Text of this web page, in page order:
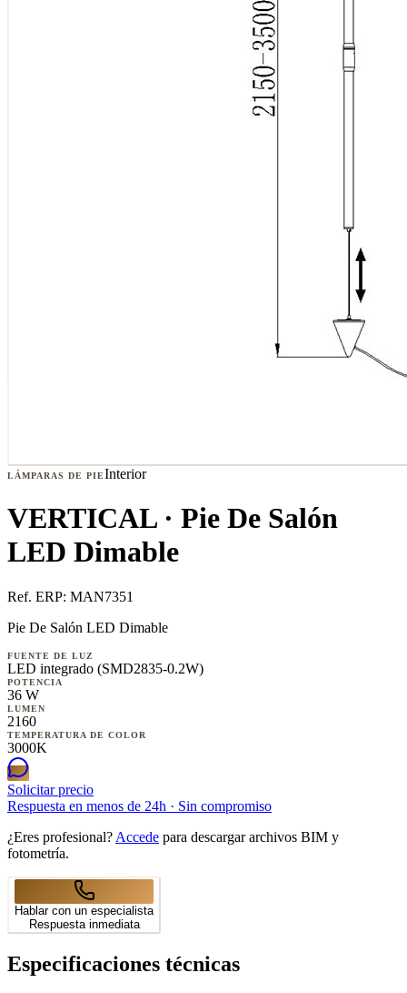
LÁMPARAS DE PIEInterior
VERTICAL · Pie De Salón
LED Dimable
Ref. ERP: MAN7351
Pie De Salón LED Dimable
FUENTE DE LUZ
LED integrado (SMD2835-0.2W)
POTENCIA
36 W
LUMEN
2160
TEMPERATURA DE COLOR
3000K
Solicitar precio
Respuesta en menos de 24h · Sin compromiso
¿Eres profesional? Accede para descargar archivos BIM y
fotometría.
Hablar con un especialista
Respuesta inmediata
Especificaciones técnicas